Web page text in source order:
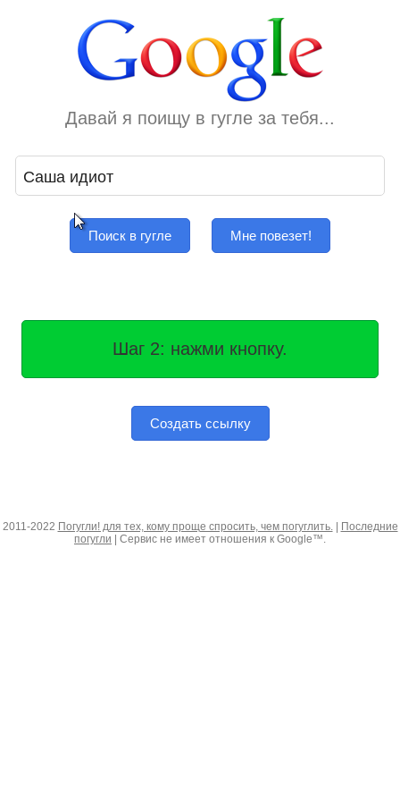
Давай я поищу в гугле за тебя...
Поиск в гугле Мне повезет!
Шаг 2: нажми кнопку.
Создать ссылку
2011-2022 Погугли! для тех, кому проще спросить, чем погуглить.|
Последние
погугли | Сервис не имеет отношения к Google™.